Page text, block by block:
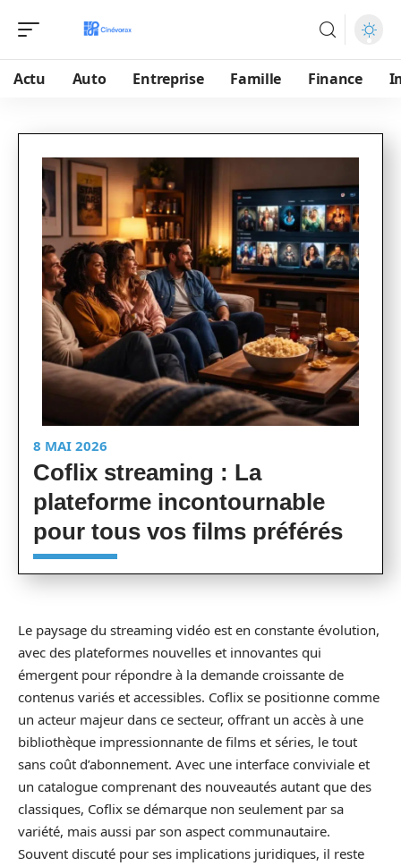
Actu Auto Entreprise Famille Finance
8 MAI 2026
Coflix streaming : La
plateforme incontournable
pour tous vos films préférés
Le paysage du streaming vidéo est en constante évolution,
avec des plateformes nouvelles et innovantes qui
émergent pour répondre à la demande croissante de
contenus variés et accessibles. Coflix se positionne comme
un acteur majeur dans ce secteur, offrant un accès à une
bibliothèque impressionnante de films et séries, le tout
sans coût d’abonnement. Avec une interface conviviale et
un catalogue comprenant des nouveautés autant que des
classiques, Coflix se démarque non seulement par sa
variété, mais aussi par son aspect communautaire.
Souvent discuté pour ses implications juridiques, il reste